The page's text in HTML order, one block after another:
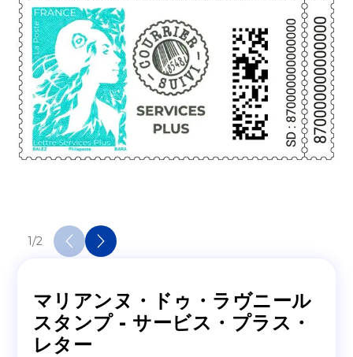
1/2
マリアンヌ・ドゥ・ラヴニール
スタンプ - サービス・プラス・
レター